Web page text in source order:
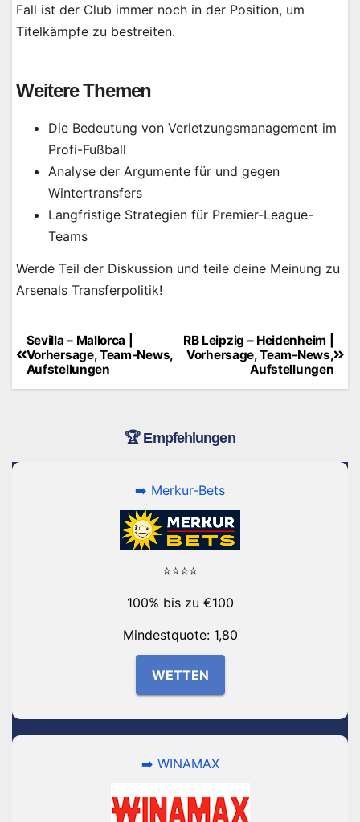
Fall ist der Club immer noch in der Position, um
Titelkämpfe zu bestreiten.
Weitere Themen
Die Bedeutung von Verletzungsmanagement im
Profi-Fußball
Analyse der Argumente für und gegen
Wintertransfers
Langfristige Strategien für Premier-League-
Teams
Werde Teil der Diskussion und teile deine Meinung zu
Arsenals Transferpolitik!
Beitragsnavigation
RB Leipzig – Heidenheim |
Vorhersage, Team-News,
Aufstellungen
Sevilla – Mallorca |
Vorhersage, Team-News,
Aufstellungen
🏆 Empfehlungen
➡️ Merkur-Bets
⭐⭐⭐⭐
100% bis zu €100
Mindestquote: 1,80
WETTEN
➡️ WINAMAX